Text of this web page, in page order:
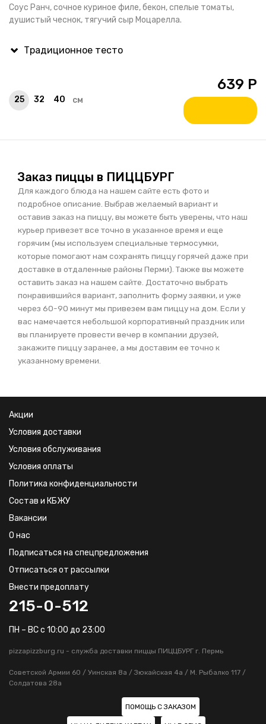
Соус Ранч, сочное куриное филе, бекон, спелые томаты,
душистый чеснок, тягучий сыр Моцарелла.
25 32 40 см
639 Р
Заказ пиццы в ПИЦЦБУРГ
Для каждого блюда на нашем сайте есть фото и
подробное описание. Выбрав желаемый вариант и
оставив заказ на пиццу, вы можете быть уверены, что наш
курьер привезет все точно в указанное время и еще
горячим (мы используем специальные термосумки,
которые помогают нам сохранять пиццу горячей даже при
доставке в отдаленные районы Перми). Также вы можете
оставить заказ на нашем сайте. Достаточно выбрать
понравившийся вариант, заполнить форму заявки, и уже
через 60-90 минут мы привезем вам пиццу на дом. Если у
вас намечается небольшой корпоративный праздник или
вы планируете провести вечер в компании друзей,
закажите пиццу заранее, а мы доставим ее точно к
указанному времени.
Акции
Условия доставки
Условия обслуживания
Условия оплаты
Политика конфиденциальности
Состав и КБЖУ
Вакансии
О нас
Подписаться на спецпредложения
Отписаться от рассылки
Внести предоплату
215-0-512
ПН – ВС с 10:00 до 23:00
pizzapizzburg.ru - служба доставки пиццы ПИЦЦБУРГ г. Пермь
Советской Армии 60 / Уинская 8а / Зюкайская 4а / М. Рыбалко 117 /
Солдатова 28а
ПОМОЩЬ С ЗАКАЗОМ